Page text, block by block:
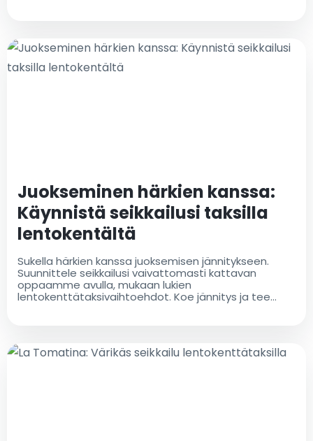
Juokseminen härkien kanssa:
Käynnistä seikkailusi taksilla
lentokentältä
Sukella härkien kanssa juoksemisen jännitykseen.
Suunnittele seikkailusi vaivattomasti kattavan
oppaamme avulla, mukaan lukien
lentokenttätaksivaihtoehdot. Koe jännitys ja tee